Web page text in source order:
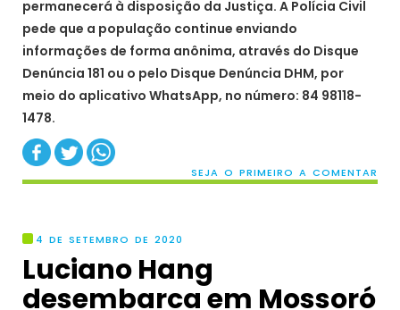
permanecerá à disposição da Justiça. A Polícia Civil
pede que a população continue enviando
informações de forma anônima, através do Disque
Denúncia 181 ou o pelo Disque Denúncia DHM, por
meio do aplicativo WhatsApp, no número: 84 98118-
1478.
SEJA O PRIMEIRO A COMENTAR
4 DE SETEMBRO DE 2020
Luciano Hang
desembarca em Mossoró